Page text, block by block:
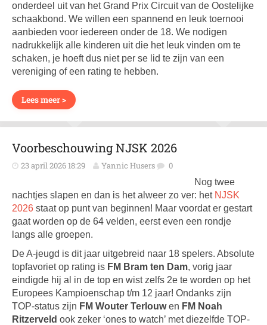
onderdeel uit van het Grand Prix Circuit van de Oostelijke
schaakbond. We willen een spannend en leuk toernooi
aanbieden voor iedereen onder de 18. We nodigen
nadrukkelijk alle kinderen uit die het leuk vinden om te
schaken, je hoeft dus niet per se lid te zijn van een
vereniging of een rating te hebben.
Lees meer >
Voorbeschouwing NJSK 2026
23 april 2026 18:29 Yannic Husers 0
Nog twee
nachtjes slapen en dan is het alweer zo ver: hetNJSK
2026 staat op punt van beginnen! Maar voordat er gestart
gaat worden op de 64 velden, eerst even een rondje
langs alle groepen.
De A-jeugd is dit jaar uitgebreid naar 18 spelers. Absolute
topfavoriet op rating is FM Bram ten Dam, vorig jaar
eindigde hij al in de top en wist zelfs 2e te worden op het
Europees Kampioenschap t/m 12 jaar! Ondanks zijn
TOP-status zijn FM Wouter Terlouwen FM Noah
Ritzerveld ook zeker ‘ones to watch’ met diezelfde TOP-